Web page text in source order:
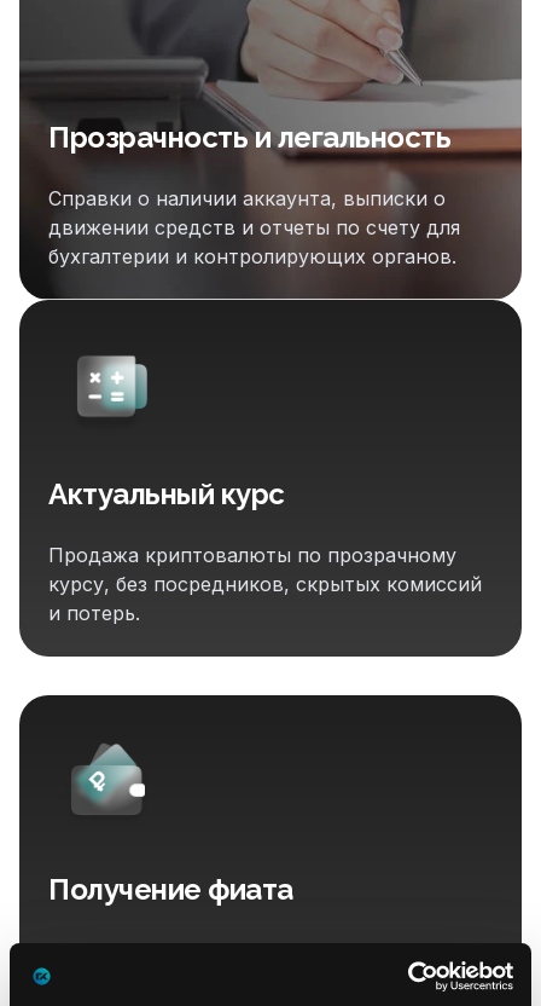
Прозрачность и легальность
Справки о наличии аккаунта, выписки о
движении средств и отчеты по счету для
бухгалтерии и контролирующих органов.
Актуальный курс
Продажа криптовалюты по прозрачному
курсу, без посредников, скрытых комиссий
и потерь.
Получение фиата
подтверждением, легализацией выручки и